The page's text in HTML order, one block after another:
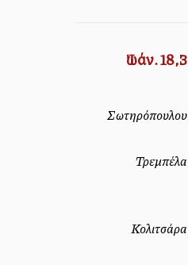
Ἰωάν. 18,3
Σωτηρόπουλου
Τρεμπέλα
Κολιτσάρα